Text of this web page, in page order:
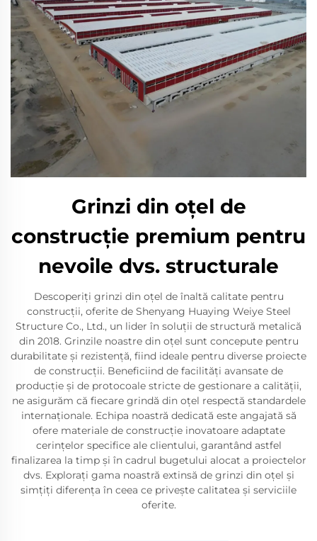
Grinzi din oțel de
construcție premium pentru
nevoile dvs. structurale
Descoperiți grinzi din oțel de înaltă calitate pentru
construcții, oferite de Shenyang Huaying Weiye Steel
Structure Co., Ltd., un lider în soluții de structură metalică
din 2018. Grinzile noastre din oțel sunt concepute pentru
durabilitate și rezistență, fiind ideale pentru diverse proiecte
de construcții. Beneficiind de facilități avansate de
producție și de protocoale stricte de gestionare a calității,
ne asigurăm că fiecare grindă din oțel respectă standardele
internaționale. Echipa noastră dedicată este angajată să
ofere materiale de construcție inovatoare adaptate
cerințelor specifice ale clientului, garantând astfel
finalizarea la timp și în cadrul bugetului alocat a proiectelor
dvs. Explorați gama noastră extinsă de grinzi din oțel și
simțiți diferența în ceea ce privește calitatea și serviciile
oferite.